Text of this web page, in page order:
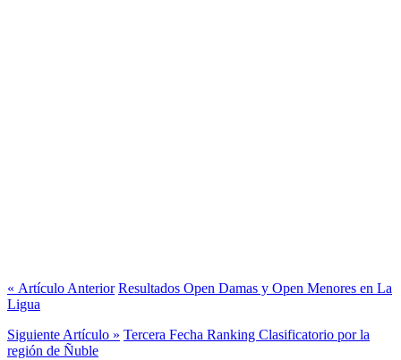
« Artículo Anterior Resultados Open Damas y Open Menores en La
Ligua
Siguiente Artículo » Tercera Fecha Ranking Clasificatorio por la
región de Ñuble